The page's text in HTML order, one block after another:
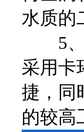
水质的
5、
采用卡
捷，同
的较高